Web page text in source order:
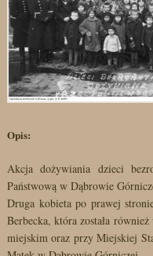
Opis:
Akcja dożywiania dzieci
Państwową w Dąbrowie
Druga kobieta po prawej
Berbecka, która została
miejskim oraz przy Miejskiej